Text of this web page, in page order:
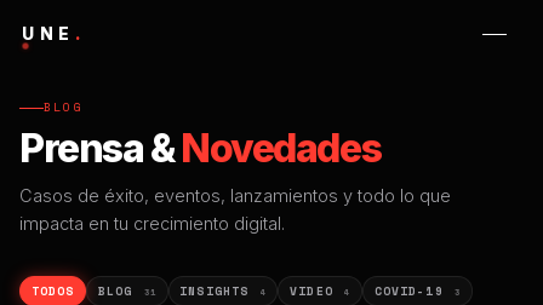
UNE .
BLOG
Prensa &Novedades
Casos de éxito, eventos, lanzamientos y todo lo que
impacta en tu crecimiento digital.
TODOS BLOG 31 INSIGHTS 4 VIDEO 4 COVID-19 3